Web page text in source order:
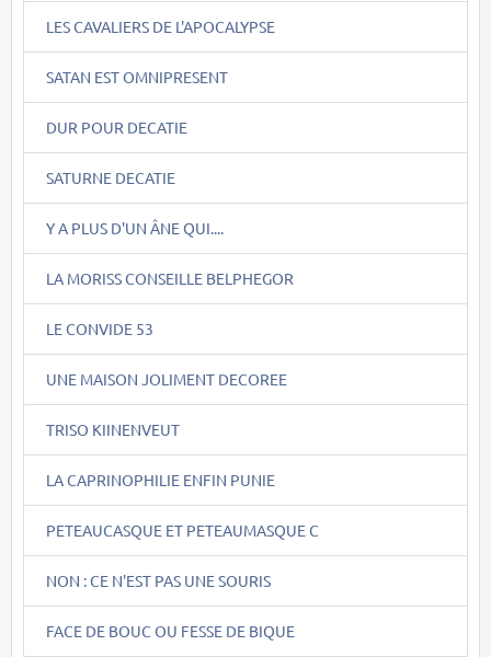
LES CAVALIERS DE L'APOCALYPSE
SATAN EST OMNIPRESENT
DUR POUR DECATIE
SATURNE DECATIE
Y A PLUS D'UN ÂNE QUI....
LA MORISS CONSEILLE BELPHEGOR
LE CONVIDE 53
UNE MAISON JOLIMENT DECOREE
TRISO KIINENVEUT
LA CAPRINOPHILIE ENFIN PUNIE
PETEAUCASQUE ET PETEAUMASQUE C
NON : CE N'EST PAS UNE SOURIS
FACE DE BOUC OU FESSE DE BIQUE